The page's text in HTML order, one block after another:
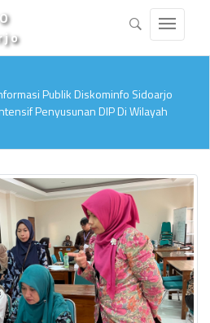
Publik Diskominfo Sidoarjo
Penyusunan DIP Di Wilayah